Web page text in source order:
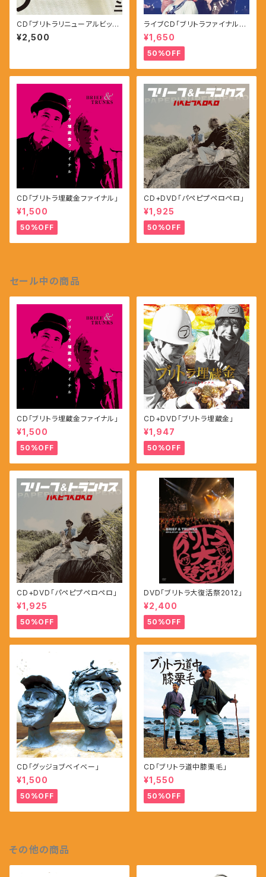
CD「ブリトラリニューアルビッグ
ミニ」
¥2,500
ライブCD「ブリトラファイナルハ
ーモニー2022」
¥1,650
50%OFF
CD「ブリトラ埋蔵金ファイナル」
¥1,500
50%OFF
CD+DVD「パペピプペロペロ」
¥1,925
50%OFF
セール中の商品
CD「ブリトラ埋蔵金ファイナル」
¥1,500
50%OFF
CD+DVD「ブリトラ埋蔵金」
¥1,947
50%OFF
CD+DVD「パペピプペロペロ」
¥1,925
50%OFF
DVD「ブリトラ大復活祭2012」
¥2,400
50%OFF
CD「グッジョブベイベー」
¥1,500
50%OFF
CD「ブリトラ道中膝栗毛」
¥1,550
50%OFF
その他の商品